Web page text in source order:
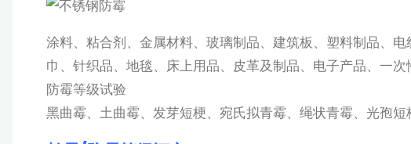
涂料、粘合剂、金属材料、玻璃制品、建筑板、塑料制品、
巾、针织品、地毯、床上用品、皮革及制品、电子产品、一
防霉等级试验
黑曲霉、土曲霉、发芽短梗、宛氏拟青霉、绳状青霉、光孢